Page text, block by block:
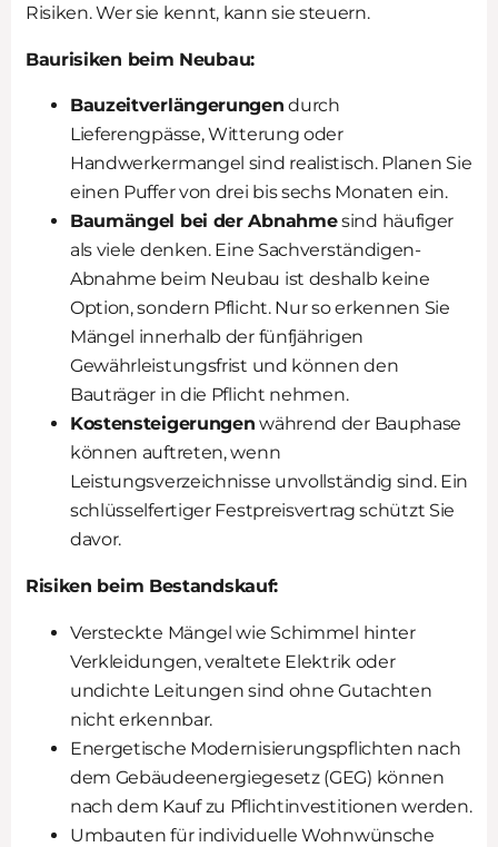
Risiken. Wer sie kennt, kann sie steuern.
Baurisiken beim Neubau:
Bauzeitverlängerungen durch
Lieferengpässe, Witterung oder
Handwerkermangel sind realistisch. Planen Sie
einen Puffer von drei bis sechs Monaten ein.
Baumängel bei der Abnahmesind häufiger
als viele denken. Eine Sachverständigen-
Abnahme beim Neubau ist deshalb keine
Option, sondern Pflicht. Nur so erkennen Sie
Mängel innerhalb der fünfjährigen
Gewährleistungsfrist und können den
Bauträger in die Pflicht nehmen.
Kostensteigerungen während der Bauphase
können auftreten, wenn
Leistungsverzeichnisse unvollständig sind. Ein
schlüsselfertiger Festpreisvertrag schützt Sie
davor.
Risiken beim Bestandskauf:
Versteckte Mängel wie Schimmel hinter
Verkleidungen, veraltete Elektrik oder
undichte Leitungen sind ohne Gutachten
nicht erkennbar.
Energetische Modernisierungspflichten nach
dem Gebäudeenergiegesetz (GEG) können
nach dem Kauf zu Pflichtinvestitionen werden.
Umbauten für individuelle Wohnwünsche